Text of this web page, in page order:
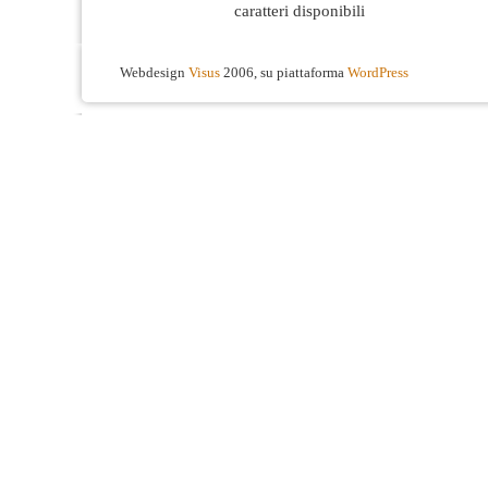
caratteri disponibili
Webdesign Visus 2006, su piattaforma WordPress